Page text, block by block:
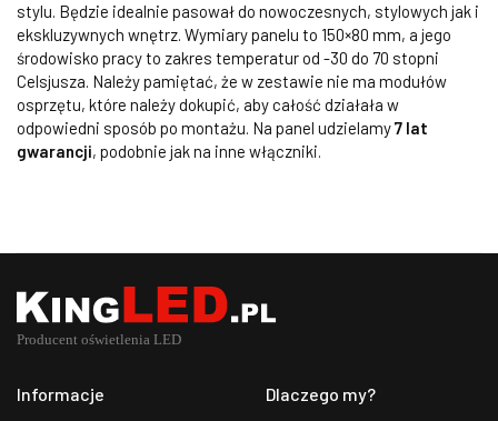
stylu. Będzie idealnie pasował do nowoczesnych, stylowych jak i
ekskluzywnych wnętrz. Wymiary panelu to 150×80 mm, a jego
środowisko pracy to zakres temperatur od -30 do 70 stopni
Celsjusza. Należy pamiętać, że w zestawie nie ma modułów
osprzętu, które należy dokupić, aby całość działała w
odpowiedni sposób po montażu. Na panel udzielamy7 lat
gwarancji, podobnie jak na inne włączniki.
Informacje Dlaczego my?